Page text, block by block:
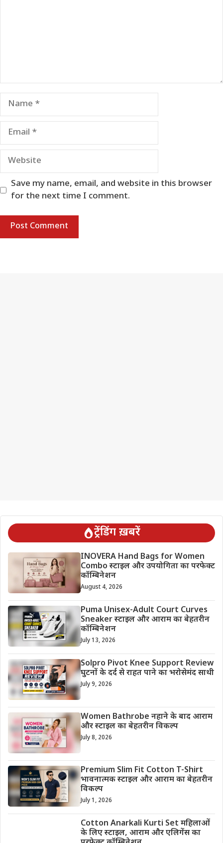
Name
Email
Website
Save my name, email, and website in this browser
for the next time I comment.
ट्रेंडिंग ख़बरें
INOVERA Hand Bags for Women
Combo स्टाइल और उपयोगिता का परफेक्ट
कॉम्बिनेशन
August 4, 2026
Puma Unisex-Adult Court Curves
Sneaker स्टाइल और आराम का बेहतरीन
कॉम्बिनेशन
July 13, 2026
Solpro Pivot Knee Support Review
घुटनों के दर्द से राहत पाने का भरोसेमंद साथी
July 9, 2026
Women Bathrobe नहाने के बाद आराम
और स्टाइल का बेहतरीन विकल्प
July 8, 2026
Premium Slim Fit Cotton T-Shirt
भावनात्मक स्टाइल और आराम का बेहतरीन
विकल्प
July 1, 2026
Cotton Anarkali Kurti Set महिलाओं
के लिए स्टाइल, आराम और एलिगेंस का